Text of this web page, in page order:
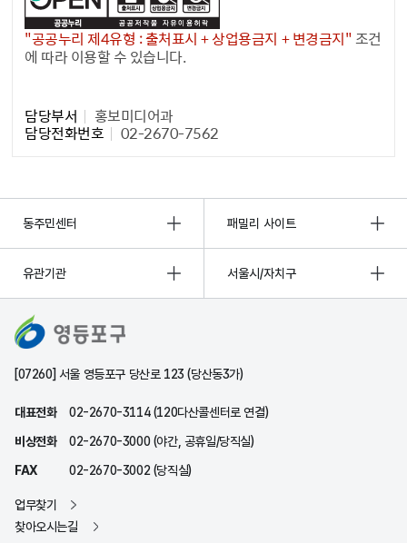
"공공누리 제4유형 : 출처표시 + 상업용금지 + 변경금지"조건
에 따라 이용할 수 있습니다.
담당부서 홍보미디어과
담당전화번호 02-2670-7562
동주민센터 패밀리 사이트
유관기관 서울시/자치구
[07260] 서울 영등포구 당산로 123 (당산동3가)
대표전화
02-2670-3114 (120다산콜센터로 연결)
비상전화
02-2670-3000 (야간, 공휴일/당직실)
FAX
02-2670-3002 (당직실)
업무찾기
찾아오시는길